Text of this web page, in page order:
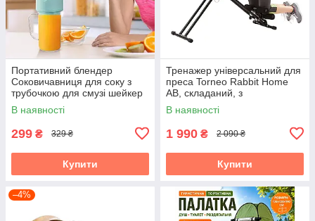
Портативний блендер
Соковичавниця для соку з
трубочкою для смузі шейкер
(RD-121)
В наявності
299 ₴ 329 ₴
Купити
Тренажер універсальний для
преса Torneo Rabbit Home
AB, складаний, з
регулюванням нахилу та
комп'ютером
В наявності
1 990 ₴ 2 090 ₴
Купити
–4%